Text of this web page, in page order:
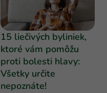
15 liečivých byliniek,
ktoré vám pomôžu
proti bolesti hlavy:
Všetky určite
nepoznáte!